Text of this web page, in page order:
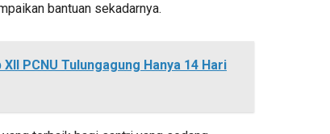
bantuan sekadarnya.
PCNU Tulungagung Hanya 14 Hari